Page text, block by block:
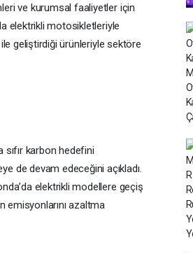
ve kurumsal faaliyetler için
elektrikli motosikletleriyle
ile geliştirdiği ürünleriyle sektöre
karbon hedefini
de devam edeceğini açıkladı.
elektrikli modellere geçiş
emisyonlarını azaltma